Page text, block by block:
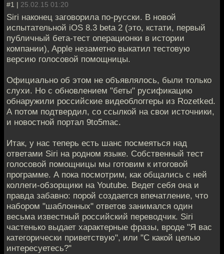
#1 | 25.02.15 01:20
Siri наконец заговорила по-русски. В новой
испытательной iOS 8.3 beta 2 (это, кстати, первый
публичный бета-тест операционки в истории
компании), Apple незаметно выкатил тестовую
версию голосовой помощницы.
Официально об этом не объявлялось, были только
слухи. Но с обновлением "беты" русификацию
обнаружили российские видеоблоггеры из Rozetked.
А потом подтвердил, со ссылкой на свои источники,
и новостной портал 9to5mac.
Итак, у нас теперь есть шанс посмеяться над
ответами Siri на родном языке. Собственный тест
голосовой помощницы мы готовим к итоговой
программе. А пока посмотрим, как общались с ней
коллеги-обзорщики на Youtube. Ведет себя она и
правда забавно: порой создается впечатление, что
набором "шаблонных" ответов занимался один
весьма известный российский переводчик. Siri
частенько выдает характерные фразы, вроде "Я вас
категорически приветствую", или "С какой целью
интересуетесь?"